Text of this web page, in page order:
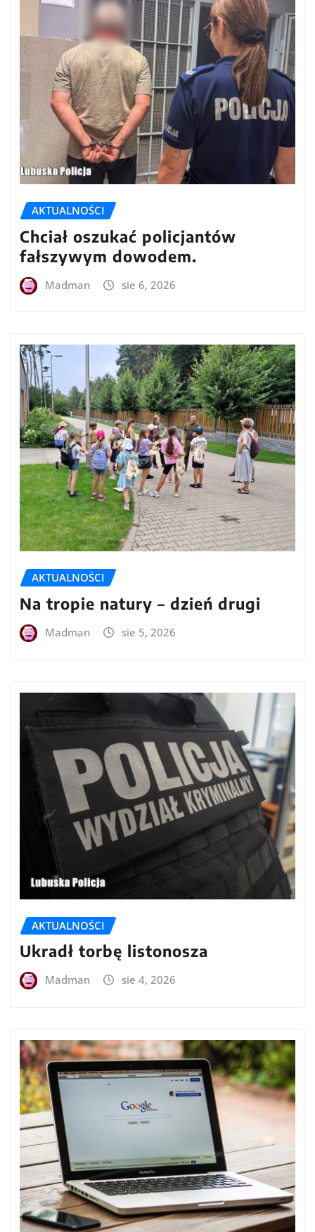
AKTUALNOŚCI
Chciał oszukać policjantów
fałszywym dowodem.
Madman sie 6, 2026
AKTUALNOŚCI
Na tropie natury – dzień drugi
Madman sie 5, 2026
AKTUALNOŚCI
Ukradł torbę listonosza
Madman sie 4, 2026